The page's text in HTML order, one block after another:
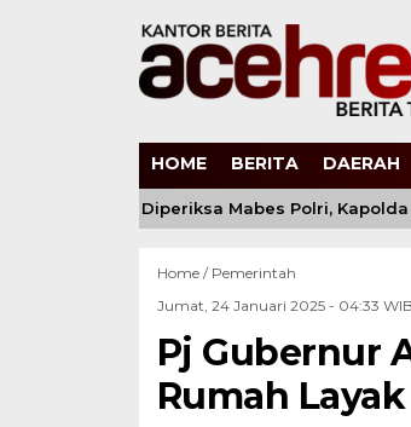
HOME BERITA DAERAH
Andi Kirana Diperiksa Mabes Polri, Kapolda
Home / Pemerintah
Jumat, 24 Januari 2025 - 04:33 WIB
Pj Gubernur
Rumah